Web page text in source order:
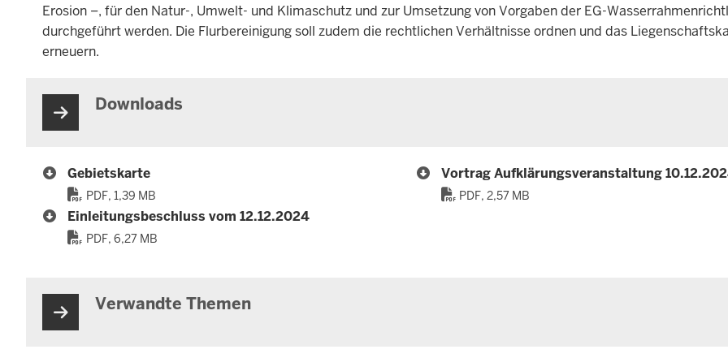
Erosion –, für den Natur-, Umwelt- und Klimaschutz und zur Umsetzung von Vorgaben der EG-
durchgeführt werden. Die Flurbereinigung soll zudem die rechtlichen Verhältnisse ordnen und das
erneuern.
Downloads
Gebietskarte
PDF, 1,39 MB
Vortrag Aufklärungsveranstaltung
PDF, 2,57 MB
Einleitungsbeschluss vom 12.12.2024
PDF, 6,27 MB
Verwandte Themen